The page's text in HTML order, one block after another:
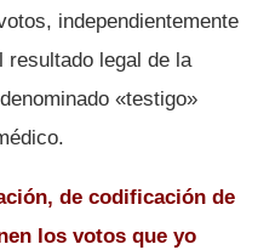
independientemente
resultado legal de la
«testigo»
de codificación de
los votos que yo